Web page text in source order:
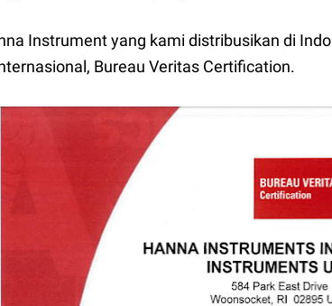
Instrument yang kami distribusikan di
Bureau Veritas Certification.